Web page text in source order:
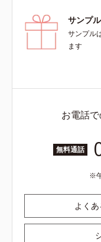
サンプ
サンプル
ます
お電話
無料通話
よく